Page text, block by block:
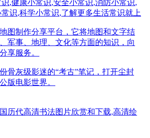
,健康小常识,安全小常识,消防小常识,
识,科学小常识,了解更多生活常识就上
图制作分享平台，它将地图和文字结
军事、地理、文化等方面的知识，向
享服务。
骨灰级影迷的“考古”笔记，打开尘封
版电影世界。
历代高清书法图片欣赏和下载,高清绘